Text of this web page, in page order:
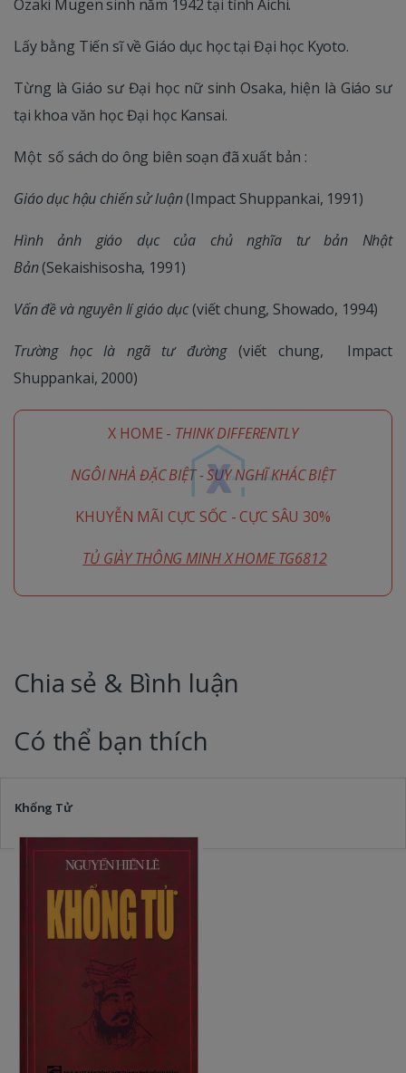
Ozaki Mugen sinh năm 1942 tại tỉnh Aichi.
Lấy bằng Tiến sĩ về Giáo dục học tại Đại học Kyoto.
Từng là Giáo sư Đại học nữ sinh Osaka, hiện là Giáo sư
tại khoa văn học Đại học Kansai.
Một số sách do ông biên soạn đã xuất bản :
Giáo dục hậu chiến sử luận(Impact Shuppankai, 1991)
Hình ảnh giáo dục của chủ nghĩa tư bản Nhật
Bản(Sekaishisosha, 1991)
Vấn đề và nguyên lí giáo dục(viết chung, Showado, 1994)
Trường học là ngã tư đường(viết chung, Impact
Shuppankai, 2000)
X HOME - THINK DIFFERENTLY
NGÔI NHÀ ĐẶC BIỆT - SUY NGHĨ KHÁC BIỆT
KHUYỄN MÃI CỰC SỐC - CỰC SÂU 30%
TỦ GIÀY THÔNG MINH X HOME TG6812
Chia sẻ & Bình luận
Có thể bạn thích
Khổng Tử